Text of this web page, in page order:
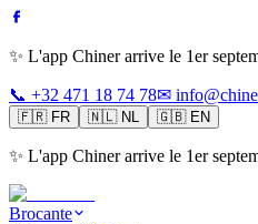
✨ L'app Chiner arrive le 1er
📞 +32 471 18 74 78✉
🇫🇷 FR 🇳🇱 NL 🇬🇧 EN
✨ L'app Chiner arrive le 1er
Brocante